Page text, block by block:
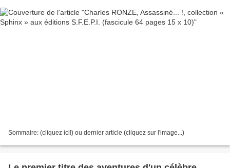
Sommaire: (cliquez ici!) ou dernier article (cliquez sur l'image...)